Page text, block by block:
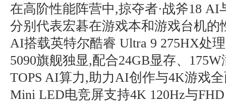
在高阶性能阵营中,掠夺者·战斧18 AI
分别代表宏碁在游戏本和游戏台机的
AI搭载英特尔酷睿 Ultra 9 275HX处
5090旗舰独显,配合24GB显存、
TOPS AI算力,助力AI创作与4K游戏
Mini LED电竞屏支持4K 120Hz与